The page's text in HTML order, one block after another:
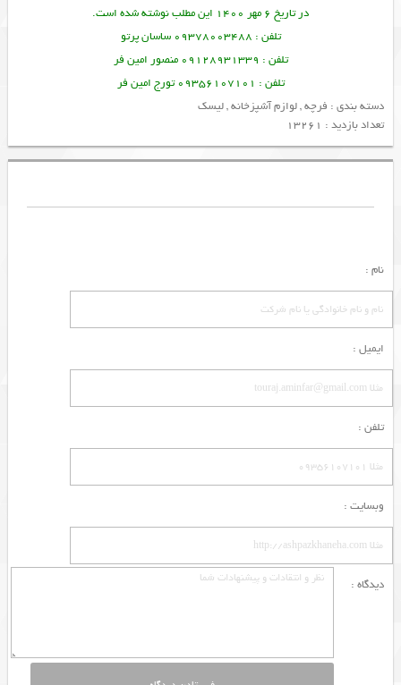
در تاریخ 6 مهر 1400 این مطلب نوشته شده است.
تلفن : 09378003488 ساسان پرتو
تلفن : 09128931339 منصور امین فر
تلفن : 09356107101 تورج امین فر
دسته بندی : فرچه,لوازم آشپزخانه,لیسک
تعداد بازدید : 13261
نام :
ایمیل :
تلفن :
وبسایت :
دیدگاه :